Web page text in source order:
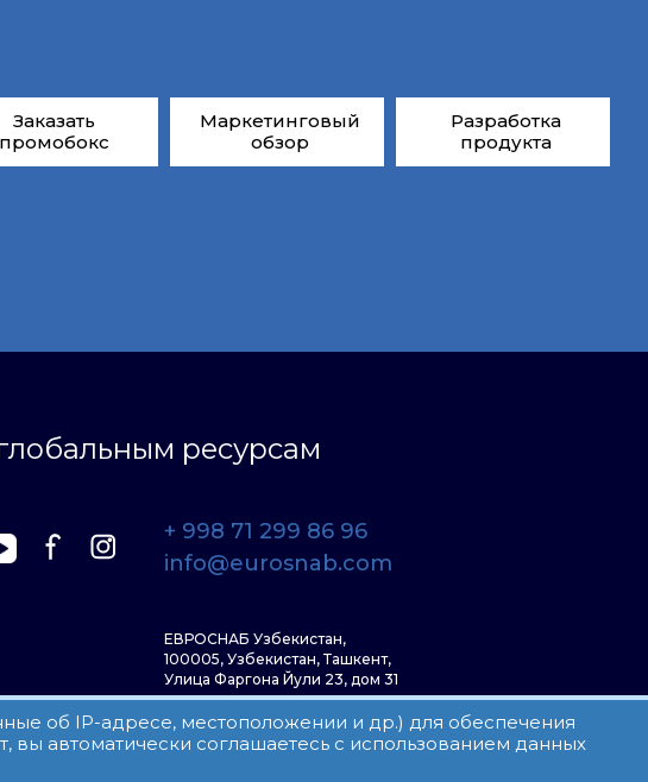
Заказать
промобокс
Маркетинговый
обзор
Разработка
продукта
ресурсам
+ 998 71 299 86 96
info@eurosnab.com
ЕВРОСНАБ Узбекистан,
100005, Узбекистан, Ташкент,
Улица Фаргона Йули 23, дом 31
об IP-адресе, местоположении и др.) для обеспечения
вы автоматически соглашаетесь с использованием данных